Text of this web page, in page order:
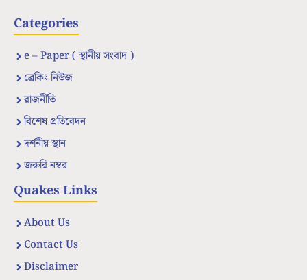
Categories
e – Paper ( স্থানীয় সংবাদ )
ব্রেকিং নিউজ
রাজনীতি
বিশেষ প্রতিবেদন
দর্শনীয় স্থান
জরুরি নম্বর
Quakes Links
About Us
Contact Us
Disclaimer